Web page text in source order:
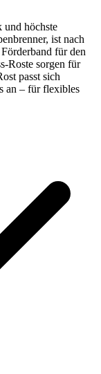
höchste
ist nach
für den
Roste sorgen für
passt sich
an – für flexibles